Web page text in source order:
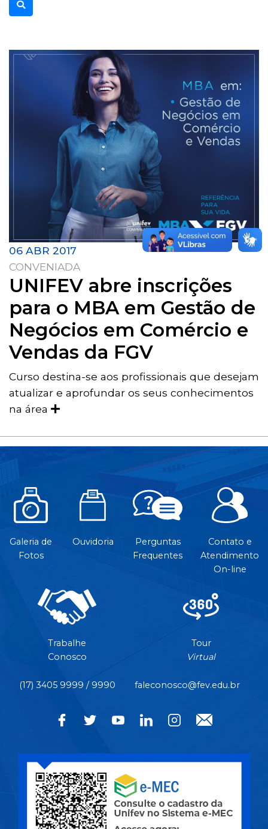
06 ABR 2017
CONVENIADA
UNIFEV abre inscrições
para o MBA em Gestão de
Negócios em Comércio e
Vendas da FGV
Curso destina-se aos profissionais que desejam
atualizar e aprofundar os seus conhecimentos
na área
Galeria de
Fotos
Ouvidoria
Perguntas
Frequentes
Contato e
Atendimento
On-line
Trabalhe
Conosco
Tour
Virtual
(17) 3405 9999 / 9990 faleconosco@fev.edu.br